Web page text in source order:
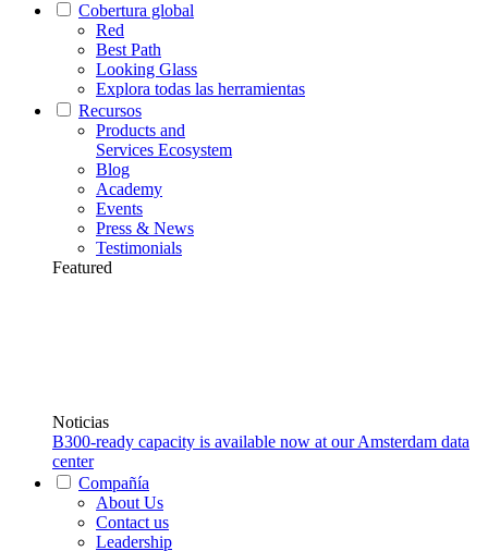
Cobertura global
Red
Best Path
Looking Glass
Explora todas las herramientas
Recursos
Products and
Services Ecosystem
Blog
Academy
Events
Press & News
Testimonials
Featured
Noticias
B300-ready capacity is available now at our Amsterdam data
center
Compañía
About Us
Contact us
Leadership